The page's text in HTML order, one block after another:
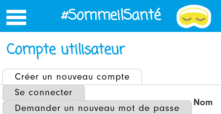
to
navigation
#SommeilSanté
Compte utilisateur
ONGLETS
PRINCIPAUX
Créer un nouveau compte
Se connecter
Demander un nouveau mot de passe
Nom